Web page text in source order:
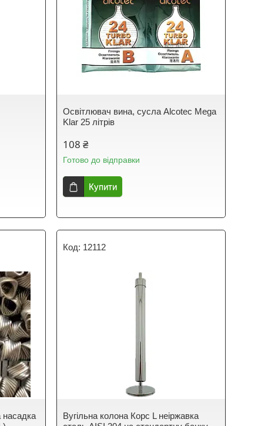
Освітлювач вина, сусла Alcotec Mega
Klar 25 літрів
108 ₴
Готово до відправки
Купити
12112
Вугільна колона Корс L неіржавка